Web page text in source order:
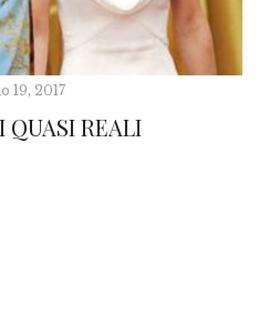
19, 2017
QUASI REALI